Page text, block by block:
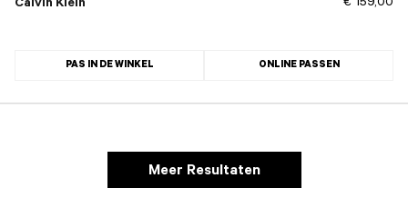
Calvin Klein € 159,00
PAS IN DE WINKEL ONLINE PASSEN
Meer Resultaten